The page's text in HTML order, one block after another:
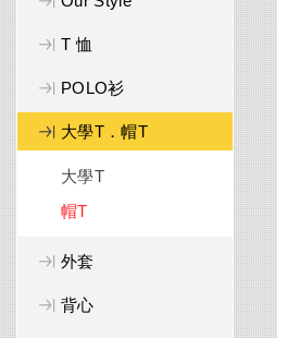
T 恤
POLO衫
大學T．帽T
大學T
帽T
外套
背心